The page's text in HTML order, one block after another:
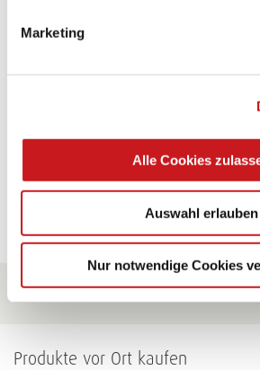
Marketing
Alle Cookies
Auswahl erlauben
Nur notwendige Cookies
Glänzende Ideen mit wasserfestem
Zum Tipp
Produkte vor Ort kaufen